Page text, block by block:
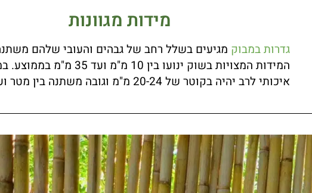
מידות מגוונות
גדרות במבוק מגיעים בשלל רחב של גבהים והעובי שלהם
המידות המצויות בשוק ינועו בין 10 מ"מ ועד 35
איכותי לרב יהיה בקוטר של 20-24 מ"מ וגובה משתנה בין מטר ועד שניים.